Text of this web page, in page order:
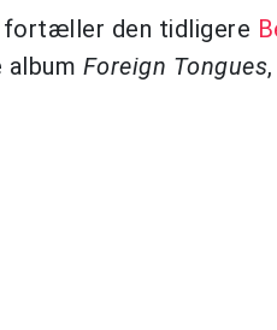
fortæller den tidligere
album Foreign Tongues